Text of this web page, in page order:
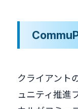
クライアント
ュニティ推進